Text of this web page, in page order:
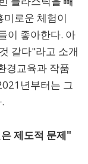
미로운 체험이
이 좋아한다. 아
같다"라고 소개
경교육과 작품
년부터는 그
제도적 문제"